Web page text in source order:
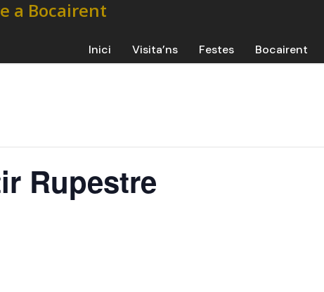
Inici Visita’ns Festes Bocairent
Rupestre